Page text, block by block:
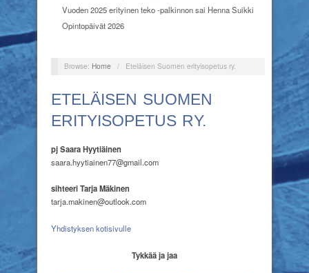
Vuoden 2025 erityinen teko -palkinnon sai Henna Suikki
Opintopäivät 2026
Browse: Home / Eteläisen Suomen erityisopetus ry.
ETELÄISEN SUOMEN
ERITYISOPETUS RY.
pj Saara Hyytiäinen
saara.hyytiainen77@gmail.com
sihteeri Tarja Mäkinen
tarja.makinen@outlook.com
Yhdistyksen kotisivulle
Tykkää ja jaa